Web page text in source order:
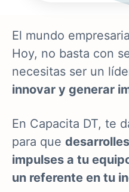
El mundo
Hoy, no basta con
necesitas ser un
innovar y generar
En Capacita DT, te
para que
impulses a tu
un referente en tu